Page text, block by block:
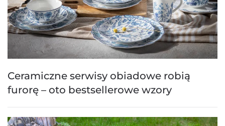
Ceramiczne serwisy obiadowe robią
furorę – oto bestsellerowe wzory